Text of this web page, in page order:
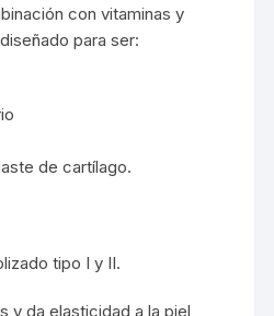
con vitaminas y
para ser:
de cartílago.
tipo I y II.
y da elasticidad a la piel,